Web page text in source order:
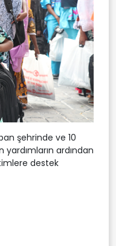
şehrinde ve 10
ardından
destek